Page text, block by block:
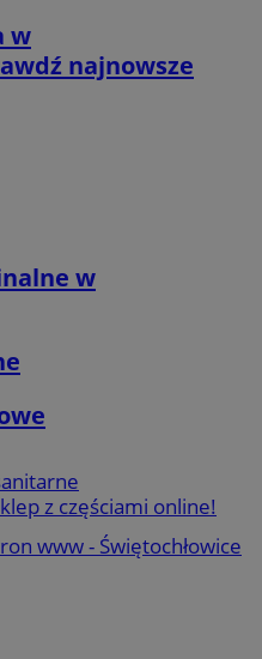
w
najnowsze
w
z częściami online!
www - Świętochłowice